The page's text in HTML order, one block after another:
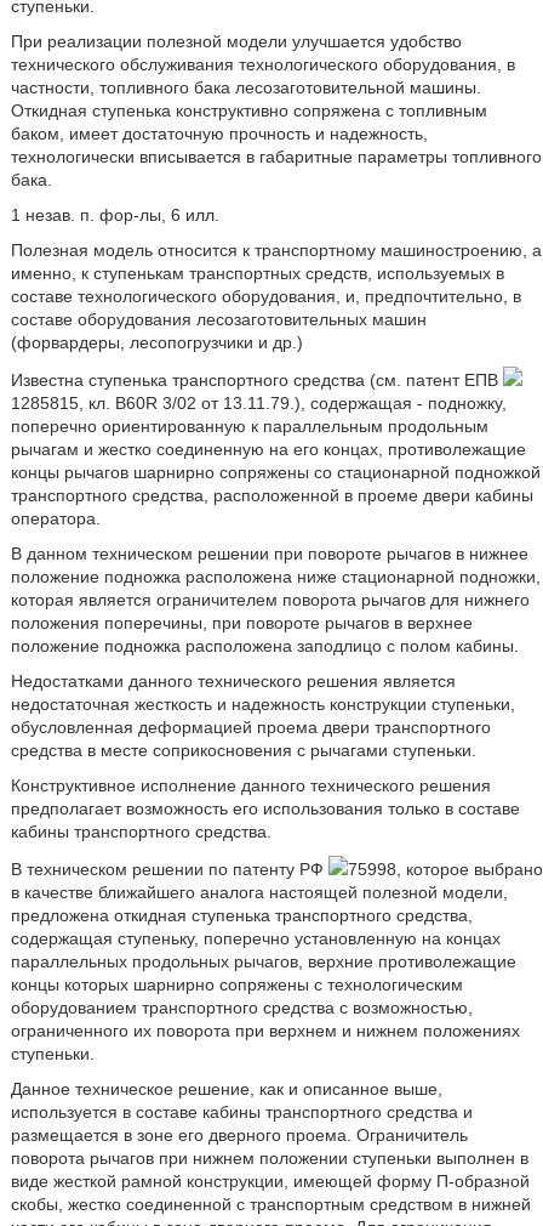
ступеньки.
При реализации полезной модели улучшается удобство
технического обслуживания технологического оборудования, в
частности, топливного бака лесозаготовительной машины.
Откидная ступенька конструктивно сопряжена с топливным
баком, имеет достаточную прочность и надежность,
технологически вписывается в габаритные параметры топливного
бака.
1 незав. п. фор-лы, 6 илл.
Полезная модель относится к транспортному машиностроению, а
именно, к ступенькам транспортных средств, используемых в
составе технологического оборудования, и, предпочтительно, в
составе оборудования лесозаготовительных машин
(форвардеры, лесопогрузчики и др.)
Известна ступенька транспортного средства (см. патент ЕПВ
1285815, кл. B60R 3/02 от 13.11.79.), содержащая - подножку,
поперечно ориентированную к параллельным продольным
рычагам и жестко соединенную на его концах, противолежащие
концы рычагов шарнирно сопряжены со стационарной подножкой
транспортного средства, расположенной в проеме двери кабины
оператора.
В данном техническом решении при повороте рычагов в нижнее
положение подножка расположена ниже стационарной подножки,
которая является ограничителем поворота рычагов для нижнего
положения поперечины, при повороте рычагов в верхнее
положение подножка расположена заподлицо с полом кабины.
Недостатками данного технического решения является
недостаточная жесткость и надежность конструкции ступеньки,
обусловленная деформацией проема двери транспортного
средства в месте соприкосновения с рычагами ступеньки.
Конструктивное исполнение данного технического решения
предполагает возможность его использования только в составе
кабины транспортного средства.
В техническом решении по патенту РФ
75998, которое выбрано
в качестве ближайшего аналога настоящей полезной модели,
предложена откидная ступенька транспортного средства,
содержащая ступеньку, поперечно установленную на концах
параллельных продольных рычагов, верхние противолежащие
концы которых шарнирно сопряжены с технологическим
оборудованием транспортного средства с возможностью,
ограниченного их поворота при верхнем и нижнем положениях
ступеньки.
Данное техническое решение, как и описанное выше,
используется в составе кабины транспортного средства и
размещается в зоне его дверного проема. Ограничитель
поворота рычагов при нижнем положении ступеньки выполнен в
виде жесткой рамной конструкции, имеющей форму П-образной
скобы, жестко соединенной с транспортным средством в нижней